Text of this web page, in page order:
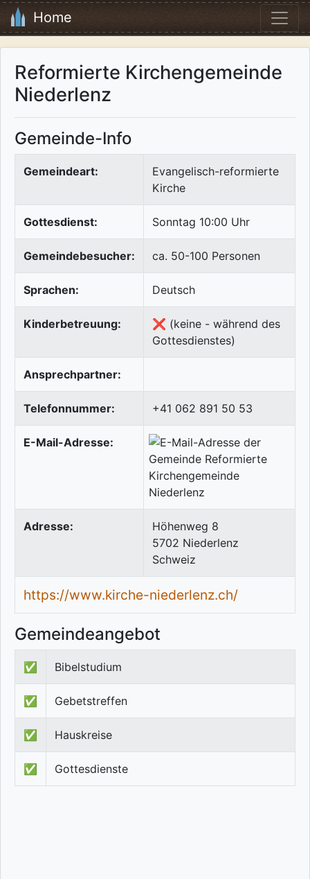
Home
Reformierte Kirchengemeinde
Niederlenz
Gemeinde-Info
Gemeindeart:
Evangelisch-reformierte
Kirche
Gottesdienst: Sonntag 10:00 Uhr
Gemeindebesucher: ca. 50-100 Personen
Sprachen: Deutsch
Kinderbetreuung:
❌ (keine - während des
Gottesdienstes)
Ansprechpartner:
Telefonnummer: +41 062 891 50 53
E-Mail-Adresse:
Adresse:
Höhenweg 8
5702 Niederlenz
Schweiz
https://www.kirche-niederlenz.ch/
Gemeindeangebot
✅ Bibelstudium
✅ Gebetstreffen
✅ Hauskreise
✅ Gottesdienste